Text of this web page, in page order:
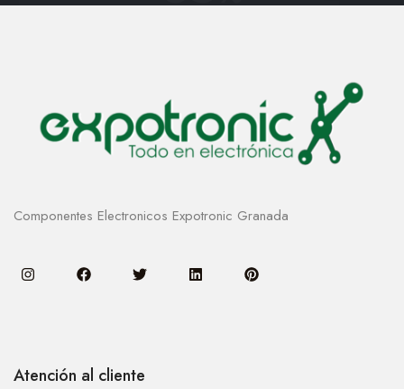
Componentes Electronicos Expotronic Granada
Atención al cliente